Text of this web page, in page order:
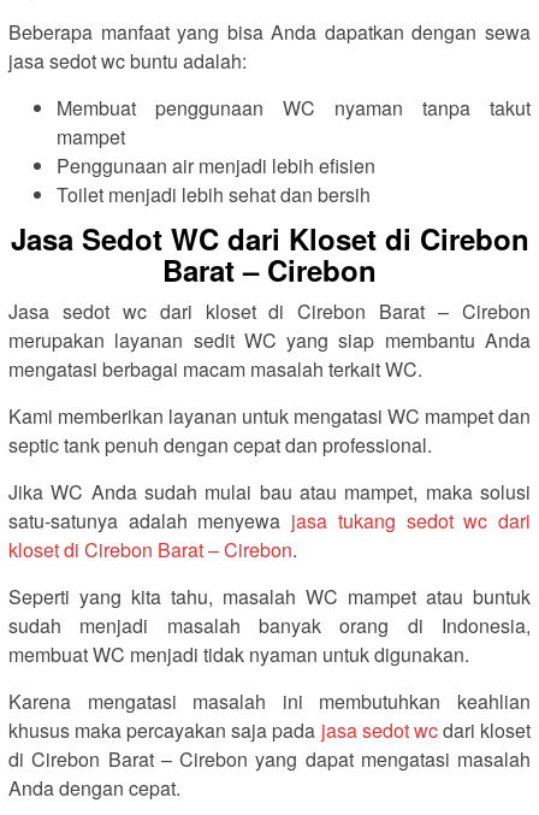
Beberapa manfaat yang bisa Anda dapatkan dengan sewa
jasa sedot wc buntu adalah:
Membuat penggunaan WC nyaman tanpa takut
mampet
Penggunaan air menjadi lebih efisien
Toilet menjadi lebih sehat dan bersih
Jasa Sedot WC dari Kloset di Cirebon
Barat – Cirebon
Jasa sedot wc dari kloset di Cirebon Barat – Cirebon
merupakan layanan sedit WC yang siap membantu Anda
mengatasi berbagai macam masalah terkait WC.
Kami memberikan layanan untuk mengatasi WC mampet dan
septic tank penuh dengan cepat dan professional.
Jika WC Anda sudah mulai bau atau mampet, maka solusi
satu-satunya adalah menyewa jasa tukang sedot wc dari
kloset di Cirebon Barat – Cirebon.
Seperti yang kita tahu, masalah WC mampet atau buntuk
sudah menjadi masalah banyak orang di Indonesia,
membuat WC menjadi tidak nyaman untuk digunakan.
Karena mengatasi masalah ini membutuhkan keahlian
khusus maka percayakan saja pada jasa sedot wcdari kloset
di Cirebon Barat – Cirebon yang dapat mengatasi masalah
Anda dengan cepat.